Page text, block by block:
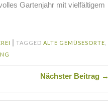
Gartenjahr mit vielfältigem
|TAGGED ALTE GEMÜSESORTE
Nächster Beitrag →